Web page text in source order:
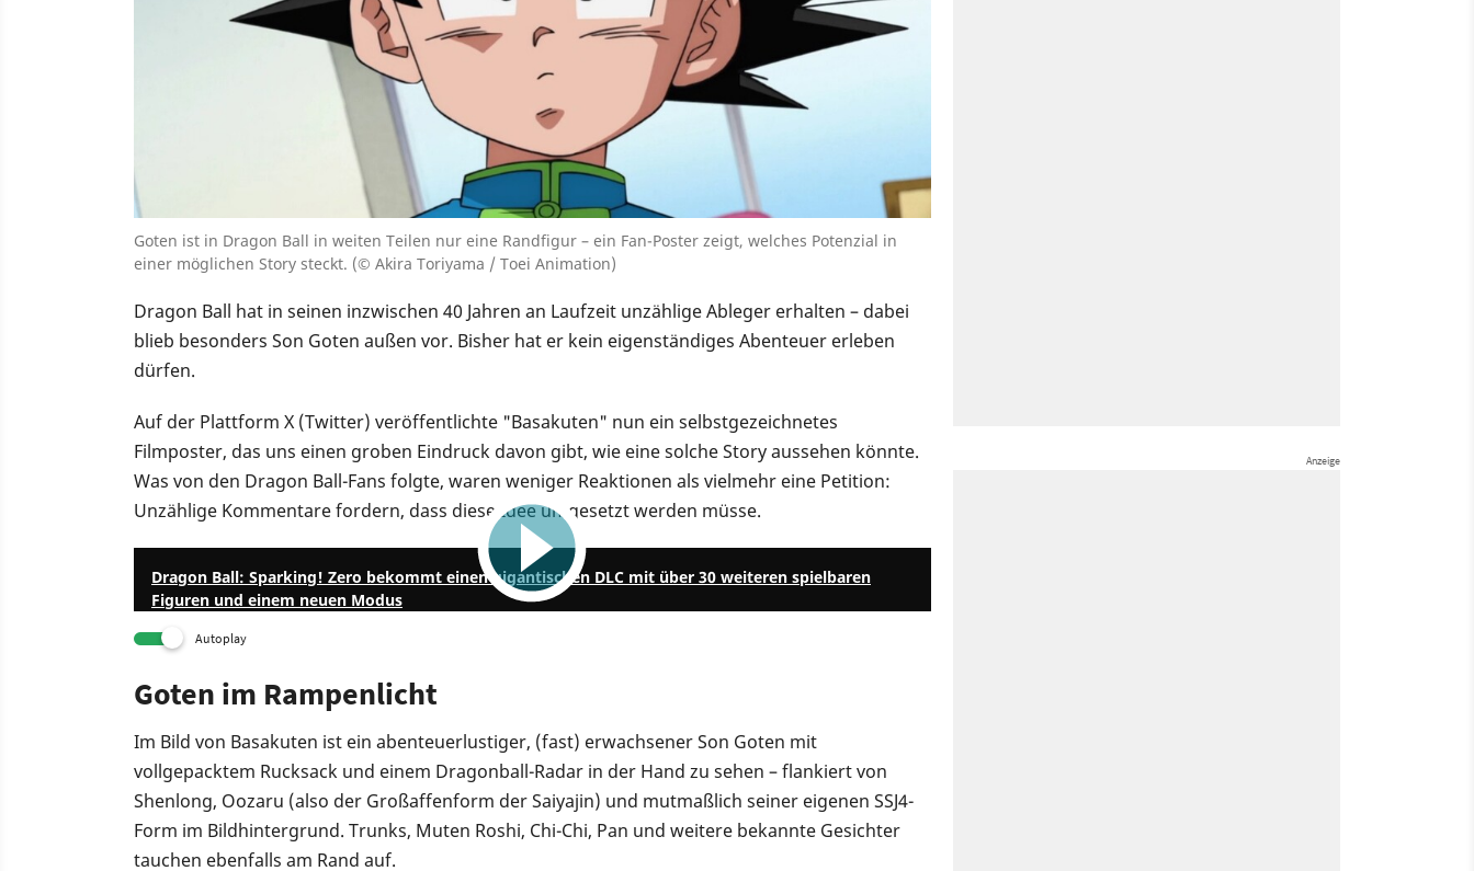
Goten ist in Dragon Ball in weiten Teilen nur eine Randfigur – ein Fan-Poster zeigt, welches Potenzial in
einer möglichen Story steckt. (© Akira Toriyama / Toei Animation)
Dragon Ball hat in seinen inzwischen 40 Jahren an Laufzeit unzählige Ableger erhalten – dabei
blieb besonders Son Goten außen vor. Bisher hat er kein eigenständiges Abenteuer erleben
dürfen.
Auf der Plattform X (Twitter) veröffentlichte "Basakuten" nun ein selbstgezeichnetes
Filmposter, das uns einen groben Eindruck davon gibt, wie eine solche Story aussehen könnte.
Was von den Dragon Ball-Fans folgte, waren weniger Reaktionen als vielmehr eine Petition:
Unzählige Kommentare fordern, dass diese Idee umgesetzt werden müsse.
Dragon Ball: Sparking! Zero bekommt einen gigantischen DLC mit über 30 weiteren spielbaren
Figuren und einem neuen Modus
Autoplay
Goten im Rampenlicht
Im Bild von Basakuten ist ein abenteuerlustiger, (fast) erwachsener Son Goten mit
vollgepacktem Rucksack und einem Dragonball-Radar in der Hand zu sehen – flankiert von
Shenlong, Oozaru (also der Großaffenform der Saiyajin) und mutmaßlich seiner eigenen SSJ4-
Form im Bildhintergrund. Trunks, Muten Roshi, Chi-Chi, Pan und weitere bekannte Gesichter
tauchen ebenfalls am Rand auf.